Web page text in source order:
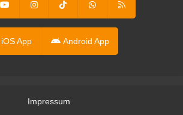
iOS App Android App
Impressum